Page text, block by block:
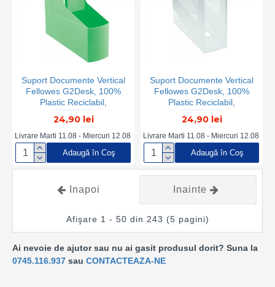
Suport Documente Vertical
Fellowes G2Desk, 100%
Plastic Reciclabil,
300x84x266 mm, Verde,
Suport Documente, Suport
de Documente, Suport
Documente Plastic, Suport
Documente Reciclabil,
Suport Documente Birou,
24,90 lei
Livrare Marti 11.08 - Miercuri 12.08
Adaugă în Coş
Suport Documente Vertical
Fellowes G2Desk, 100%
Plastic Reciclabil,
300x84x266 mm,
Transparent, Suport
Documente, Suport de
Documente, Suport
Documente Plastic, Suport
Documente Reciclabil,
Organizator Documente
24,90 lei
Livrare Marti 11.08 - Miercuri 12.08
Adaugă în Coş
Inapoi Inainte
Afişare 1 - 50 din 243 (5 pagini)
Ai nevoie de ajutor sau nu ai gasit produsul dorit? Suna la
0745.116.937 sau CONTACTEAZA-NE